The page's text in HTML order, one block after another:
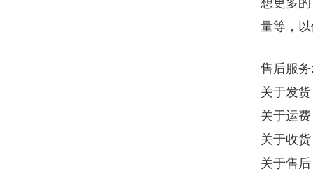
想更多
量等，
售后服务
关于发
关于运
关于收
关于售